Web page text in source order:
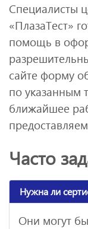
Специалисты
«ПлазаТест»
помощь в
сайте форму
по указанным
ближайшее
Часто
Нужна ли
Они могут